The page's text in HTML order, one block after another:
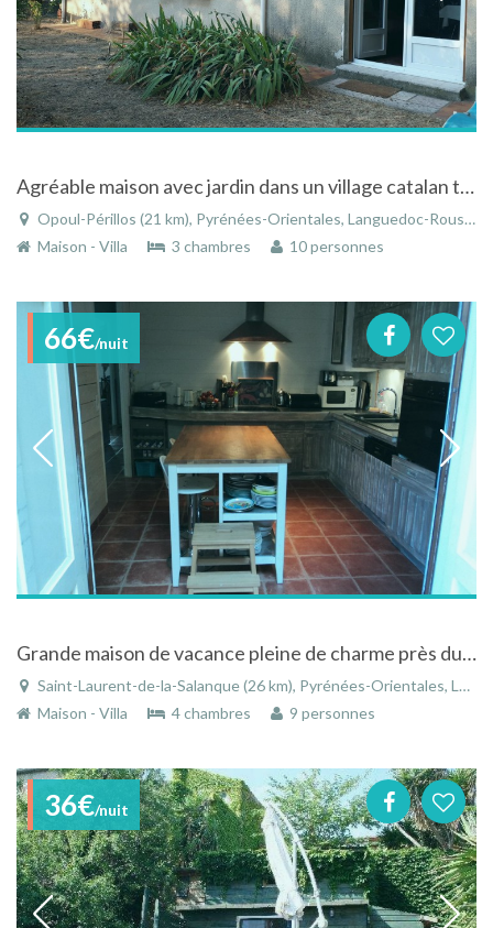
Agréable maison avec jardin dans un village catalan typique près de Rivesaltes
Opoul-Périllos (21 km), Pyrénées-Orientales, Languedoc-Roussillon, Occitanie, France
Maison - Villa
3 chambres 10 personnes
66€/nuit
Grande maison de vacance pleine de charme près du Barcarès
Saint-Laurent-de-la-Salanque (26 km), Pyrénées-Orientales, Languedoc-Roussillon, Occitanie, France
Maison - Villa
4 chambres 9 personnes
36€/nuit